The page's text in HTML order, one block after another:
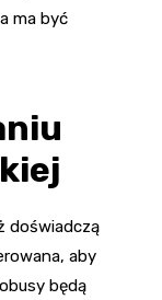
ma być
doświadczą
aby
będą